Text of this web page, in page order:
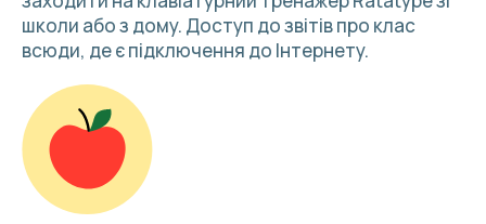
школи або з дому. Доступ до звітів про клас
всюди, де є підключення до Інтернету.